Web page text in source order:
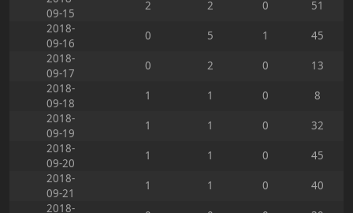
09-15
2 2 0
51
2018-
09-16
0 5 1
45
2018-
09-17
0 2 0
13
2018-
09-18
1 1 0
8
2018-
09-19
1 1 0
32
2018-
09-20
1 1 0
45
2018-
09-21
1 1 0
40
2018-